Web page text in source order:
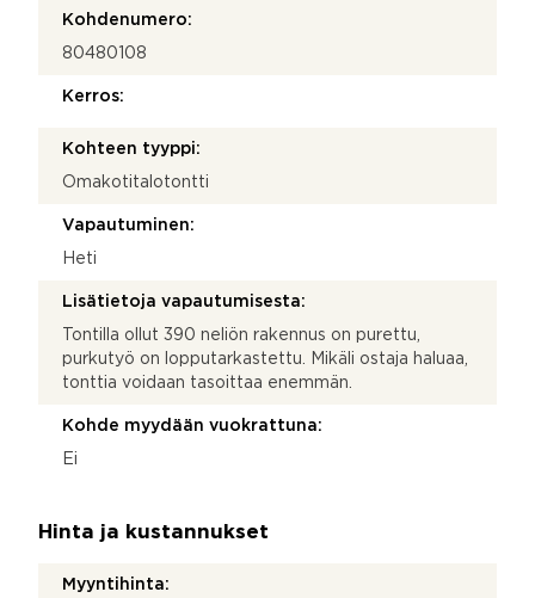
Kohdenumero:
80480108
Kerros:
Kohteen tyyppi:
Omakotitalotontti
Vapautuminen:
Heti
Lisätietoja vapautumisesta:
Tontilla ollut 390 neliön rakennus on purettu,
purkutyö on lopputarkastettu. Mikäli ostaja haluaa,
tonttia voidaan tasoittaa enemmän.
Kohde myydään vuokrattuna:
Ei
Hinta ja kustannukset
Myyntihinta: